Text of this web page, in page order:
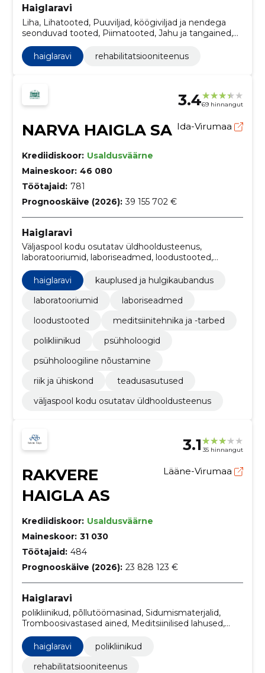
Haiglaravi
Liha, Lihatooted, Puuviljad, köögiviljad ja nendega
seonduvad tooted, Piimatooted, Jahu ja tangained,
arvutivõrgu teenused, Monitorid
haiglaravi rehabilitatsiooniteenus
3.469 hinnangut
NARVA HAIGLA SA Ida-Virumaa
Krediidiskoor: Usaldusväärne
Maineskoor: 46 080
Töötajaid: 781
Prognooskäive (2026): 39 155 702 €
Haiglaravi
Väljaspool kodu osutatav üldhooldusteenus,
laboratooriumid, laboriseadmed, loodustooted,
meditsiinitehnika ja -tarbed, polikliinikud,
psühholoogid, psühholoogiline nõustamine, Vorstiliha
tooted, teadusasutused
haiglaravi
kauplused ja hulgikaubandus
laboratooriumid
laboriseadmed
loodustooted
meditsiinitehnika ja -tarbed
polikliinikud
psühholoogid
psühholoogiline nõustamine
riik ja ühiskond
teadusasutused
väljaspool kodu osutatav üldhooldusteenus
3.1 35 hinnangut
RAKVERE
HAIGLA AS
Lääne-Virumaa
Krediidiskoor: Usaldusväärne
Maineskoor: 31 030
Töötajaid: 484
Prognooskäive (2026): 23 828 123 €
Haiglaravi
polikliinikud, põllutöömasinad, Sidumismaterjalid,
Tromboosivastased ained, Meditsiinilised lahused,
Hamba- või suuhügieenitooted, Projekti ja kavandi
ettevalmistus, maksumuse hindamine, ehituse
järelevalve teenused, Operatsioonisaali seadmed,
Kõik muud mitteravitooted
haiglaravi
polikliinikud
rehabilitatsiooniteenus